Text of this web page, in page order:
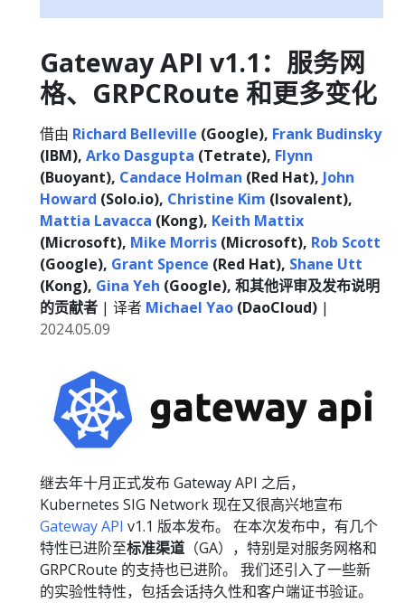
Gateway API v1.1：服务网
格、GRPCRoute 和更多变化
借由 Richard Belleville (Google), Frank Budinsky
(IBM), Arko Dasgupta (Tetrate), Flynn
(Buoyant), Candace Holman (Red Hat), John
Howard (Solo.io), Christine Kim (Isovalent),
Mattia Lavacca (Kong), Keith Mattix
(Microsoft), Mike Morris (Microsoft), Rob Scott
(Google), Grant Spence (Red Hat), Shane Utt
(Kong), Gina Yeh (Google), 和其他评审及发布说明
的贡献者 | 译者 Michael Yao (DaoCloud) |
2024.05.09
继去年十月正式发布 Gateway API 之后，
Kubernetes SIG Network 现在又很高兴地宣布
Gateway API v1.1 版本发布。 在本次发布中，有几个
特性已进阶至标准渠道 （GA），特别是对服务网格和
GRPCRoute 的支持也已进阶。 我们还引入了一些新
的实验性特性，包括会话持久性和客户端证书验证。